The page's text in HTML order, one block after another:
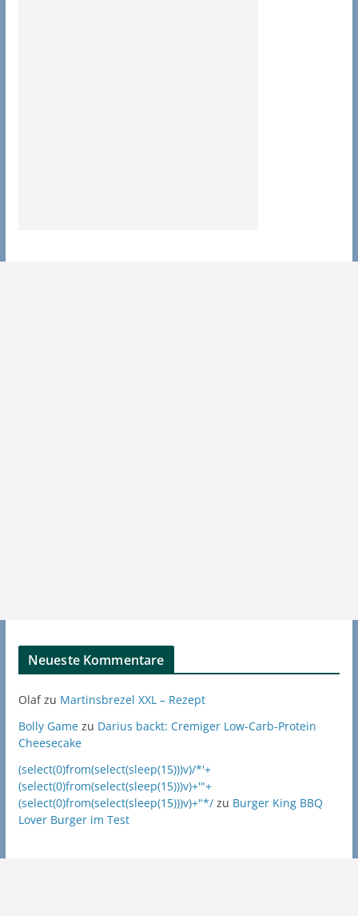
Neueste Kommentare
Olafzu Martinsbrezel XXL – Rezept
Bolly Gamezu Darius backt: Cremiger Low-Carb-Protein
Cheesecake
(select(0)from(select(sleep(15)))v)/*'+
(select(0)from(select(sleep(15)))v)+'"+
(select(0)from(select(sleep(15)))v)+"*/zu Burger King BBQ
Lover Burger im Test